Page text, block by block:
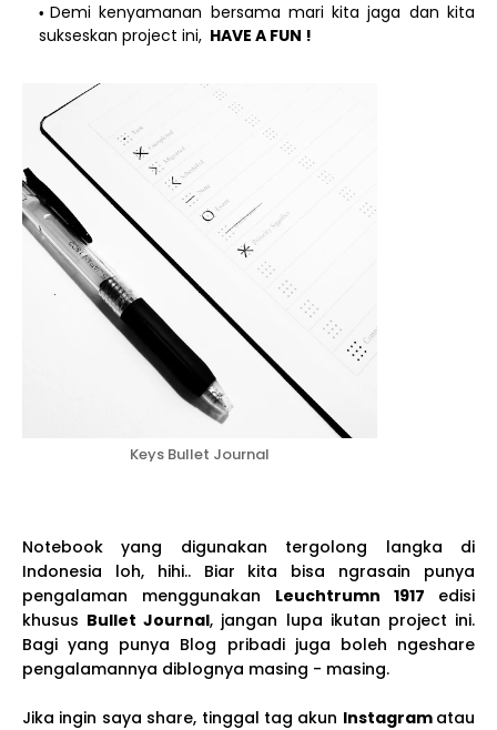
Demi kenyamanan bersama mari kita jaga dan kita
sukseskan project ini, HAVE A FUN !
Keys Bullet Journal
Notebook yang digunakan tergolong langka di
Indonesia loh, hihi.. Biar kita bisa ngrasain punya
pengalaman menggunakan Leuchtrumn 1917 edisi
khusus Bullet Journal, jangan lupa ikutan project ini.
Bagi yang punya Blog pribadi juga boleh ngeshare
pengalamannya diblognya masing - masing.
Jika ingin saya share, tinggal tag akun Instagram atau